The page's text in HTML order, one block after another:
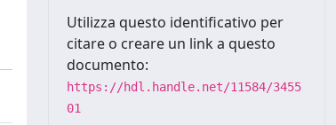
Utilizza questo identificativo per
citare o creare un link a questo
documento:
https://hdl.handle.net/11584/3455
01